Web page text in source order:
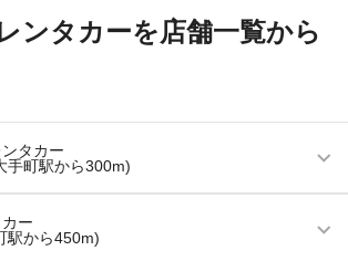
ンタカーを店舗一覧から
タカー
手町駅から300m)
日 08:00 ～ 19:00
駅より徒歩で約4分（送迎なし）
ー
駅から450m)